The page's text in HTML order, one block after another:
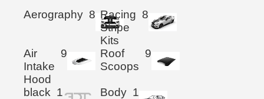
Aerography 8 Racing
Stripe
Kits
8
Air
Intake
Hood
9
Roof
Scoops
9
black 1 Body 1